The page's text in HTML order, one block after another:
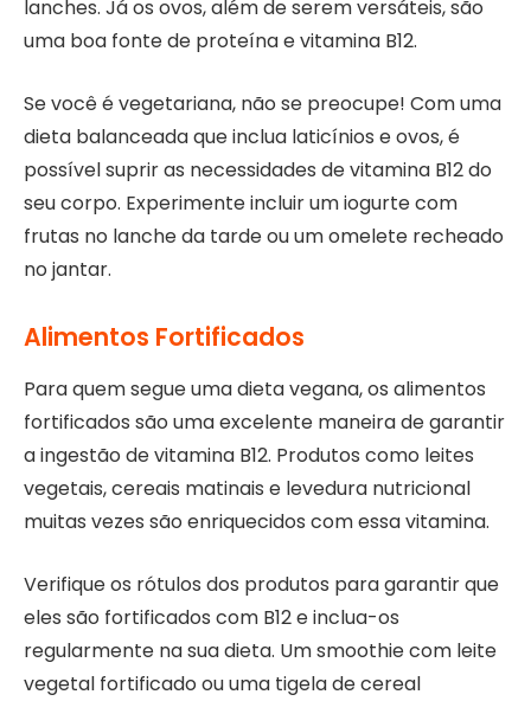
lanches. Já os ovos, além de serem versáteis, são
uma boa fonte de proteína e vitamina B12.
Se você é vegetariana, não se preocupe! Com uma
dieta balanceada que inclua laticínios e ovos, é
possível suprir as necessidades de vitamina B12 do
seu corpo. Experimente incluir um iogurte com
frutas no lanche da tarde ou um omelete recheado
no jantar.
Alimentos Fortificados
Para quem segue uma dieta vegana, os alimentos
fortificados são uma excelente maneira de garantir
a ingestão de vitamina B12. Produtos como leites
vegetais, cereais matinais e levedura nutricional
muitas vezes são enriquecidos com essa vitamina.
Verifique os rótulos dos produtos para garantir que
eles são fortificados com B12 e inclua-os
regularmente na sua dieta. Um smoothie com leite
vegetal fortificado ou uma tigela de cereal